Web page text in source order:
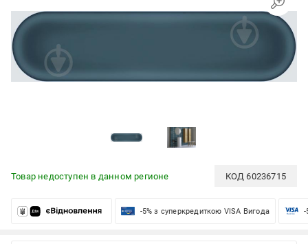
Товар недоступен в данном регионе КОД60236715
-5% з суперкредиткою VISA Вигода -